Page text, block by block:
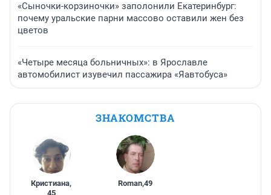
«Сыночки-корзиночки» заполонили Екатеринбург:
почему уральские парни массово оставили жен без
цветов
«Четыре месяца больничных»: в Ярославле
автомобилист изувечил пассажира «Яавтобуса»
ЗНАКОМСТВА
Кристиана,
45
Roman,49